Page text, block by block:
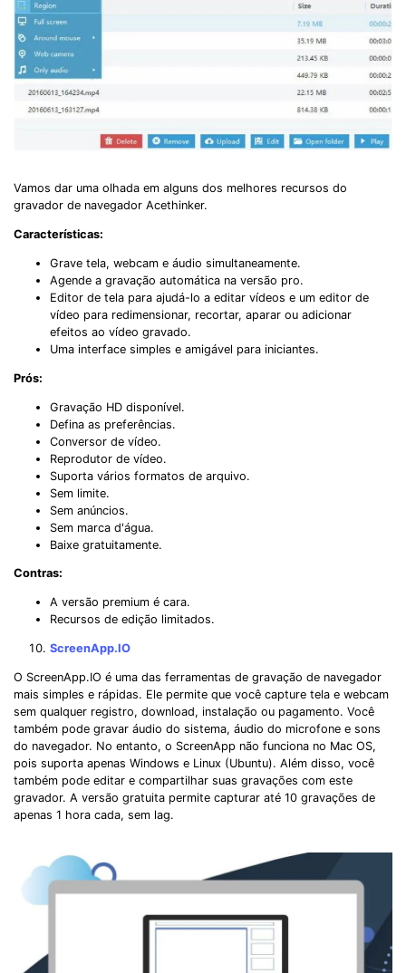
Vamos dar uma olhada em alguns dos melhores recursos do
gravador de navegador Acethinker.
Características:
Grave tela, webcam e áudio simultaneamente.
Agende a gravação automática na versão pro.
Editor de tela para ajudá-lo a editar vídeos e um editor de
vídeo para redimensionar, recortar, aparar ou adicionar
efeitos ao vídeo gravado.
Uma interface simples e amigável para iniciantes.
Prós:
Gravação HD disponível.
Defina as preferências.
Conversor de vídeo.
Reprodutor de vídeo.
Suporta vários formatos de arquivo.
Sem limite.
Sem anúncios.
Sem marca d'água.
Baixe gratuitamente.
Contras:
A versão premium é cara.
Recursos de edição limitados.
ScreenApp.IO
O ScreenApp.IO é uma das ferramentas de gravação de navegador
mais simples e rápidas. Ele permite que você capture tela e webcam
sem qualquer registro, download, instalação ou pagamento. Você
também pode gravar áudio do sistema, áudio do microfone e sons
do navegador. No entanto, o ScreenApp não funciona no Mac OS,
pois suporta apenas Windows e Linux (Ubuntu). Além disso, você
também pode editar e compartilhar suas gravações com este
gravador. A versão gratuita permite capturar até 10 gravações de
apenas 1 hora cada, sem lag.